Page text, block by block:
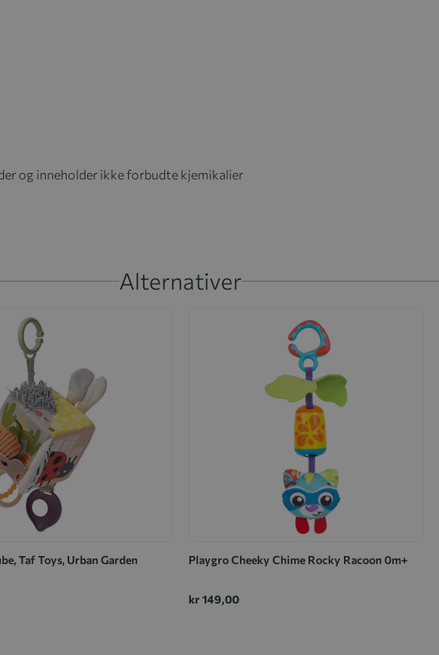
og inneholder ikke forbudte kjemikalier
Alternativer
Taf Toys, Urban Garden Playgro Cheeky Chime Rocky Racoon 0m+
kr 149,00